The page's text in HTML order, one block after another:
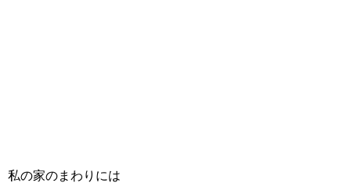
私の家のまわりには